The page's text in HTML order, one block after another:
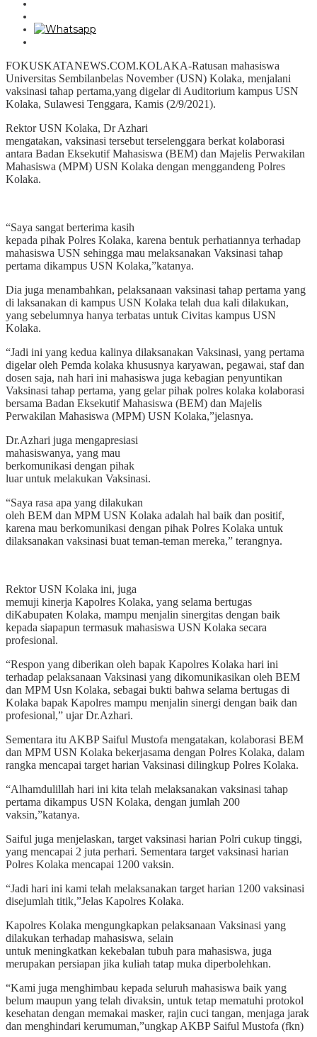
FOKUSKATANEWS.COM.KOLAKA-Ratusan mahasiswa
Universitas Sembilanbelas November (USN) Kolaka, menjalani
vaksinasi tahap pertama,yang digelar di Auditorium kampus USN
Kolaka, Sulawesi Tenggara, Kamis (2/9/2021).
Rektor USN Kolaka, Dr Azhari
mengatakan, vaksinasi tersebut terselenggara berkat kolaborasi
antara Badan Eksekutif Mahasiswa (BEM) dan Majelis Perwakilan
Mahasiswa (MPM) USN Kolaka dengan menggandeng Polres
Kolaka.
“Saya sangat berterima kasih
kepada pihak Polres Kolaka, karena bentuk perhatiannya terhadap
mahasiswa USN sehingga mau melaksanakan Vaksinasi tahap
pertama dikampus USN Kolaka,”katanya.
Dia juga menambahkan, pelaksanaan vaksinasi tahap pertama yang
di laksanakan di kampus USN Kolaka telah dua kali dilakukan,
yang sebelumnya hanya terbatas untuk Civitas kampus USN
Kolaka.
“Jadi ini yang kedua kalinya dilaksanakan Vaksinasi, yang pertama
digelar oleh Pemda kolaka khususnya karyawan, pegawai, staf dan
dosen saja, nah hari ini mahasiswa juga kebagian penyuntikan
Vaksinasi tahap pertama, yang gelar pihak polres kolaka kolaborasi
bersama Badan Eksekutif Mahasiswa (BEM) dan Majelis
Perwakilan Mahasiswa (MPM) USN Kolaka,”jelasnya.
Dr.Azhari juga mengapresiasi
mahasiswanya, yang mau
berkomunikasi dengan pihak
luar untuk melakukan Vaksinasi.
“Saya rasa apa yang dilakukan
oleh BEM dan MPM USN Kolaka adalah hal baik dan positif,
karena mau berkomunikasi dengan pihak Polres Kolaka untuk
dilaksanakan vaksinasi buat teman-teman mereka,” terangnya.
Rektor USN Kolaka ini, juga
memuji kinerja Kapolres Kolaka, yang selama bertugas
diKabupaten Kolaka, mampu menjalin sinergitas dengan baik
kepada siapapun termasuk mahasiswa USN Kolaka secara
profesional.
“Respon yang diberikan oleh bapak Kapolres Kolaka hari ini
terhadap pelaksanaan Vaksinasi yang dikomunikasikan oleh BEM
dan MPM Usn Kolaka, sebagai bukti bahwa selama bertugas di
Kolaka bapak Kapolres mampu menjalin sinergi dengan baik dan
profesional,” ujar Dr.Azhari.
Sementara itu AKBP Saiful Mustofa mengatakan, kolaborasi BEM
dan MPM USN Kolaka bekerjasama dengan Polres Kolaka, dalam
rangka mencapai target harian Vaksinasi dilingkup Polres Kolaka.
“Alhamdulillah hari ini kita telah melaksanakan vaksinasi tahap
pertama dikampus USN Kolaka, dengan jumlah 200
vaksin,”katanya.
Saiful juga menjelaskan, target vaksinasi harian Polri cukup tinggi,
yang mencapai 2 juta perhari. Sementara target vaksinasi harian
Polres Kolaka mencapai 1200 vaksin.
“Jadi hari ini kami telah melaksanakan target harian 1200 vaksinasi
disejumlah titik,”Jelas Kapolres Kolaka.
Kapolres Kolaka mengungkapkan pelaksanaan Vaksinasi yang
dilakukan terhadap mahasiswa, selain
untuk meningkatkan kekebalan tubuh para mahasiswa, juga
merupakan persiapan jika kuliah tatap muka diperbolehkan.
“Kami juga menghimbau kepada seluruh mahasiswa baik yang
belum maupun yang telah divaksin, untuk tetap mematuhi protokol
kesehatan dengan memakai masker, rajin cuci tangan, menjaga jarak
dan menghindari kerumuman,”ungkap AKBP Saiful Mustofa (fkn)